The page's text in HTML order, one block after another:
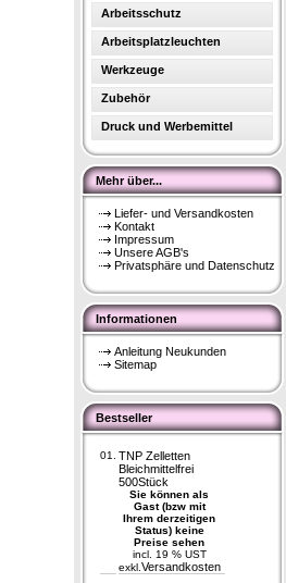
Arbeitsschutz
Arbeitsplatzleuchten
Werkzeuge
Zubehör
Druck und Werbemittel
Mehr über...
Liefer- und Versandkosten
Kontakt
Impressum
Unsere AGB's
Privatsphäre und Datenschutz
Informationen
Anleitung Neukunden
Sitemap
Bestseller
01.
TNP Zelletten
Bleichmittelfrei
500Stück
Sie können als
Gast (bzw mit
Ihrem derzeitigen
Status) keine
Preise sehen
incl. 19 % UST
exkl. Versandkosten